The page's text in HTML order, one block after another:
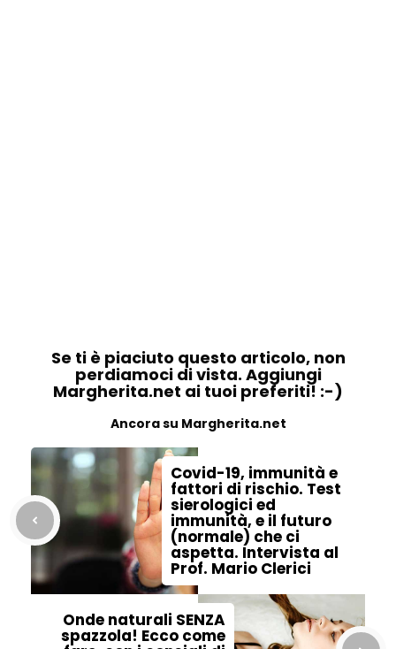
Se ti è piaciuto questo articolo, non
perdiamoci di vista. Aggiungi
Margherita.net ai tuoi preferiti! :-)
Ancora su Margherita.net
Covid-19, immunità e
fattori di rischio. Test
sierologici ed
immunità, e il futuro
(normale) che ci
aspetta. Intervista al
Prof. Mario Clerici
Onde naturali SENZA
spazzola! Ecco come